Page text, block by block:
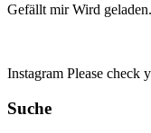
Gefällt mir Wird
Instagram Please check
Suche